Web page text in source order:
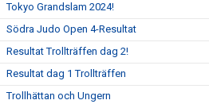
Tokyo Grandslam 2024!
Södra Judo Open 4-Resultat
Resultat Trollträffen dag 2!
Resultat dag 1 Trollträffen
Trollhättan och Ungern